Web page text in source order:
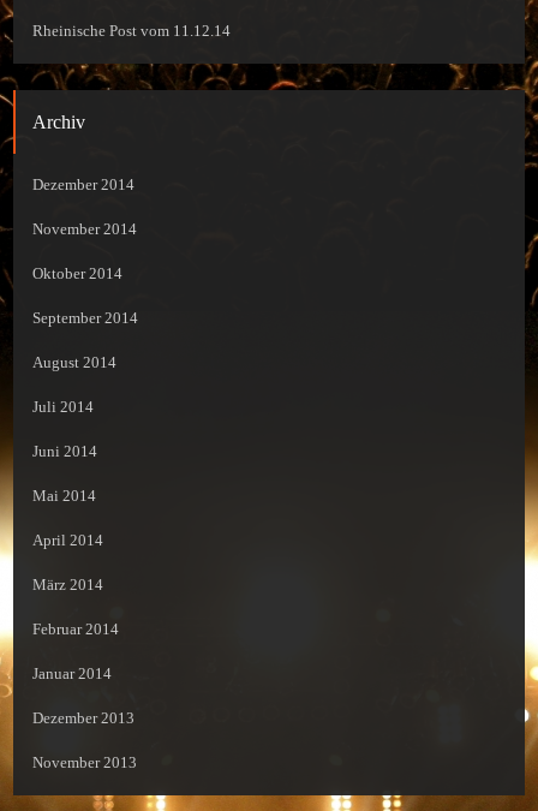
Rheinische Post vom 11.12.14
Archiv
Dezember 2014
November 2014
Oktober 2014
September 2014
August 2014
Juli 2014
Juni 2014
Mai 2014
April 2014
März 2014
Februar 2014
Januar 2014
Dezember 2013
November 2013